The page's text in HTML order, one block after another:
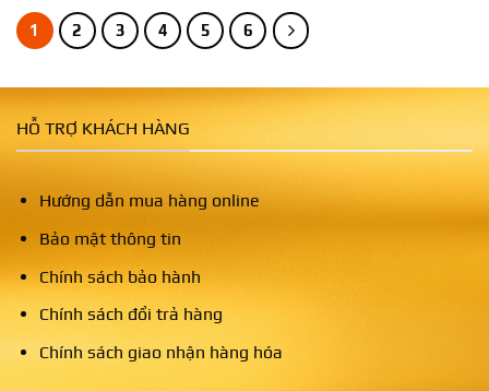
1 2 3 4 5 6
HỖ TRỢ KHÁCH HÀNG
Hướng dẫn mua hàng online
Bảo mật thông tin
Chính sách bảo hành
Chính sách đổi trả hàng
Chính sách giao nhận hàng hóa